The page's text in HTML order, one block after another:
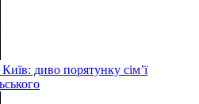
диво порятунку сім’ї